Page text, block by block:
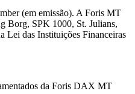
(em emissão). A Foris MT
Borg, SPK 1000, St. Julians,
Lei das Instituições Financeiras
da Foris DAX MT